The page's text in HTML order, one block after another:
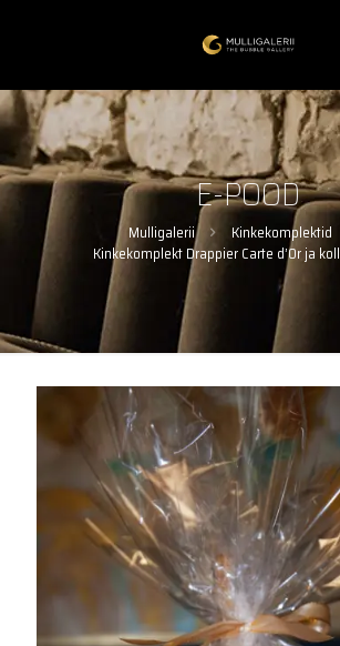
E-POOD
Mulligalerii
Kinkekomplektid
Kinkekomplekt Drappier Carte d’Or ja